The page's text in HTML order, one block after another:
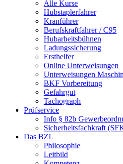
Alle Kurse
Hubstaplerfahrer
Kranführer
Berufskraftfahrer / C95
Hubarbeitsbühnen
Ladungssicherung
Ersthelfer
Online Unterweisungen
Unterweisungen
BKF Vorbereitung
Gefahrgut
Tachograph
Prüfservice
Info § 82b
Sicherheitsfachkraft
Das BZL
Philosophie
Leitbild